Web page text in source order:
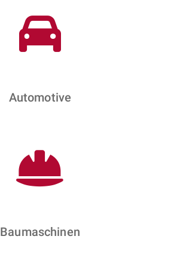
Automotive
Baumaschinen